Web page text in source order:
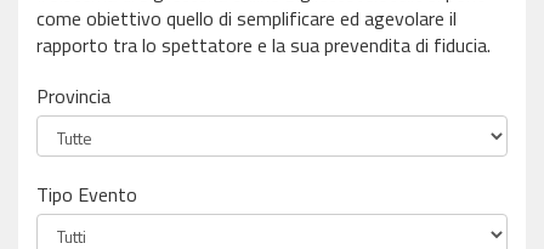
come obiettivo quello di semplificare ed agevolare il
rapporto tra lo spettatore e la sua prevendita di fiducia.
Provincia
Tipo Evento